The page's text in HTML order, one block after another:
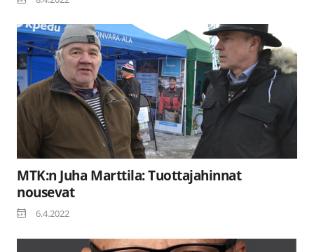
MTK:n Juha Marttila: Tuottajahinnat
nousevat
6.4.2022